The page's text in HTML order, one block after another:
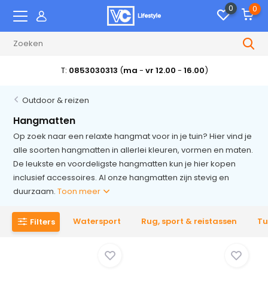
0 0
Meer dan 100,000 tevreden klanten
Outdoor & reizen
Hangmatten
Op zoek naar een relaxte hangmat voor in je tuin? Hier vind je
alle soorten hangmatten in allerlei kleuren, vormen en maten.
De leukste en voordeligste hangmatten kun je hier kopen
inclusief accessoires. Al onze hangmatten zijn stevig en
duurzaam.Toon meer
Filters Watersport Rug, sport & reistassen